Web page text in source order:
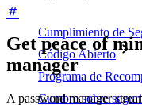
Cumplimiento de
Código Abierto
Programa de
Cumbre sobre
Get peace of
manager
A password manager